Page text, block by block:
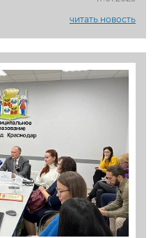
читать новость